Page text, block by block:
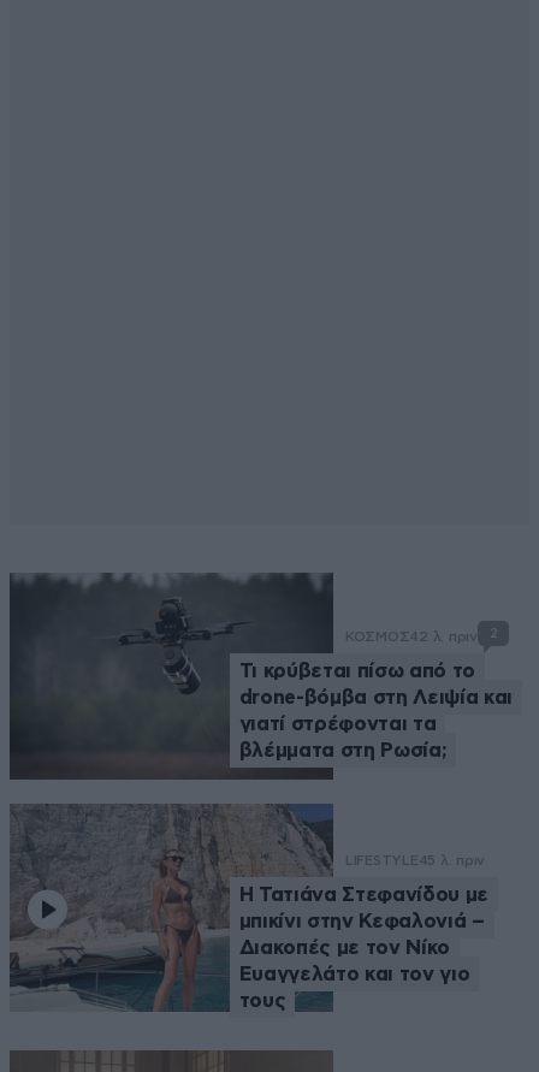
ΚΟΣΜΟΣ42 λ. πριν 2
Τι κρύβεται πίσω από το
drone-βόμβα στη Λειψία και
γιατί στρέφονται τα
βλέμματα στη Ρωσία;
LIFESTYLE45 λ. πριν
Η Τατιάνα Στεφανίδου με
μπικίνι στην Κεφαλονιά –
Διακοπές με τον Νίκο
Ευαγγελάτο και τον γιο
τους